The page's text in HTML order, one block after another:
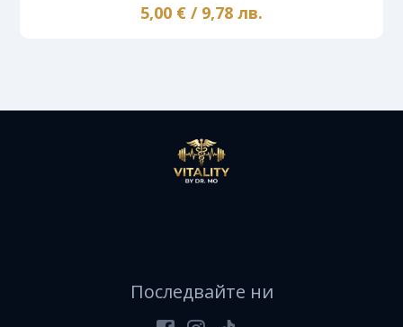
5,00 € / 9,78 лв.
Последвайте ни